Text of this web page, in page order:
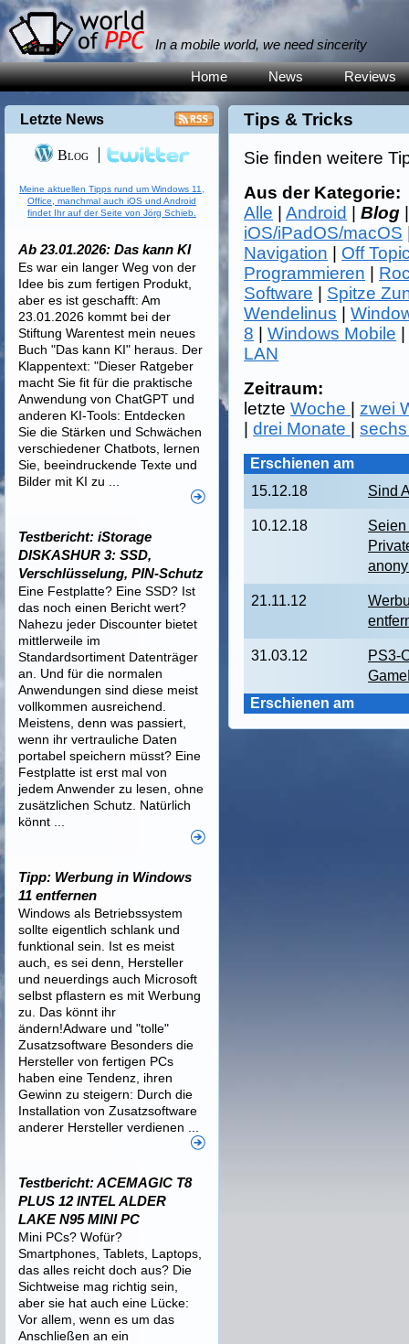
In a mobile world, we need sincerity
Home News Reviews
Tips & Tricks
Sie finden weitere
Aus der Kategorie:
Alle |Android |Blog
iOS/iPadOS/macOS
Navigation
Off
Programmieren
Software
Spitze
Wendelinus |
8 |Windows Mobile
LAN
Zeitraum:
letzteWoche
zwei
|drei Monate |
Erschienen am
Erschienen am
15.12.18 Sind
10.12.18
21.11.12
31.03.12
PS3-
Letzte News
Blog
Meine aktuellen Tipps rund um Windows 11,
Office, manchmal auch iOS und Android
findet Ihr auf der Seite von Jörg Schieb.
Ab 23.01.2026: Das kann KI
Es war ein langer Weg von der
Idee bis zum fertigen Produkt,
aber es ist geschafft: Am
23.01.2026 kommt bei der
Stiftung Warentest mein neues
Buch "Das kann KI" heraus. Der
Klappentext: "Dieser Ratgeber
macht Sie fit für die praktische
Anwendung von ChatGPT und
anderen KI-Tools: Entdecken
Sie die Stärken und Schwächen
verschiedener Chatbots, lernen
Sie, beeindruckende Texte und
Bilder mit KI zu ...
Testbericht: iStorage
DISKASHUR 3: SSD,
Verschlüsselung, PIN-Schutz
Eine Festplatte? Eine SSD? Ist
das noch einen Bericht wert?
Nahezu jeder Discounter bietet
mittlerweile im
Standardsortiment Datenträger
an. Und für die normalen
Anwendungen sind diese meist
vollkommen ausreichend.
Meistens, denn was passiert,
wenn ihr vertrauliche Daten
portabel speichern müsst? Eine
Festplatte ist erst mal von
jedem Anwender zu lesen, ohne
zusätzlichen Schutz. Natürlich
könnt ...
Tipp: Werbung in Windows
11 entfernen
Windows als Betriebssystem
sollte eigentlich schlank und
funktional sein. Ist es meist
auch, es sei denn, Hersteller
und neuerdings auch Microsoft
selbst pflastern es mit Werbung
zu. Das könnt ihr
ändern!Adware und "tolle"
Zusatzsoftware Besonders die
Hersteller von fertigen PCs
haben eine Tendenz, ihren
Gewinn zu steigern: Durch die
Installation von Zusatzsoftware
anderer Hersteller verdienen ...
Testbericht: ACEMAGIC T8
PLUS 12 INTEL ALDER
LAKE N95 MINI PC
Mini PCs? Wofür?
Smartphones, Tablets, Laptops,
das alles reicht doch aus? Die
Sichtweise mag richtig sein,
aber sie hat auch eine Lücke:
Vor allem, wenn es um das
Anschließen an ein